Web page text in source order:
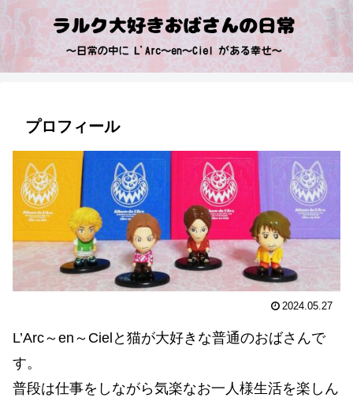
プロフィール
2024.05.27
L’Arc～en～Cielと猫が大好きな普通のおばさんで
す。
普段は仕事をしながら気楽なお一人様生活を楽しん